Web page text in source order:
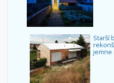
Starší
jemne